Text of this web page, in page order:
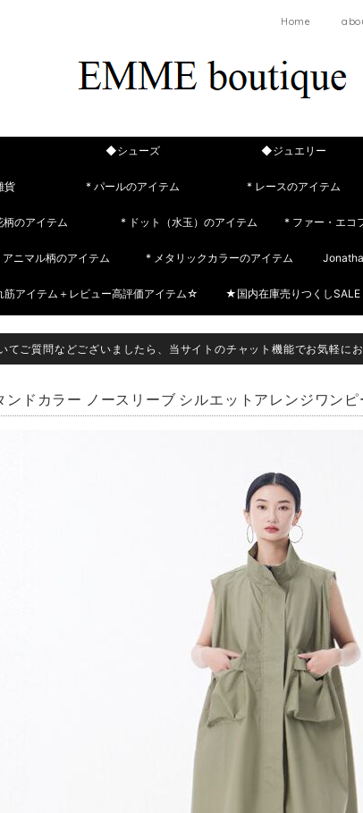
Home
◆シューズ ◆ジュエリー
貨 * パールのアイテム * レースのアイテム
柄のアイテム * ドット（水玉）のアイテム * ファー・エコ
ニマル柄のアイテム * メタリックカラーのアイテム
アイテム＋レビュー高評価アイテム☆ ★国内在庫売りつくし
てご質問などございましたら、当サイトのチャット機能でお気軽に
ンドカラー ノースリーブ シルエットアレンジワン